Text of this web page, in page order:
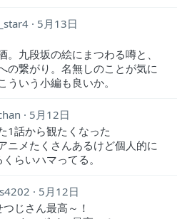
5月13日
。九段坂の絵にまつわる噂と、
の繋がり。名無しのことが気に
ういう小編も良いか。
5月12日
1話から観たくなった
ニメたくさんあるけど個人的に
らいハマってる。
5月12日
じさん最高～！